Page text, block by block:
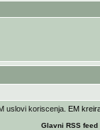
uslovi koriscenja . EM
Glavni RSS feed